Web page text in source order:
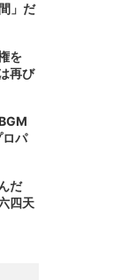
」だ
を
再び
パ
だ
四天